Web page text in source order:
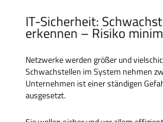
IT-Sicherheit:
erkennen – Risiko
Netzwerke werden größer und
Schwachstellen im System nehmen
Unternehmen ist einer ständigen
ausgesetzt.